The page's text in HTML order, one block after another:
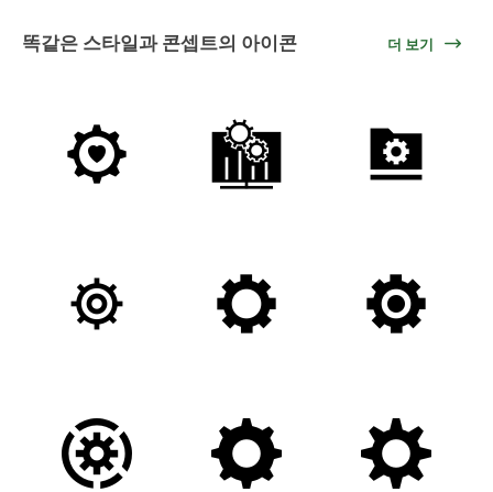
똑같은 스타일과 콘셉트의 아이콘 더 보기